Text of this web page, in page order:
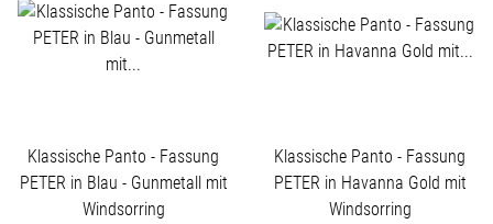
Klassische Panto - Fassung
PETER in Blau - Gunmetall mit
Windsorring
Klassische Panto - Fassung
PETER in Havanna Gold mit
Windsorring